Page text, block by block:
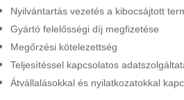
Nyilvántartás vezetés a kibocsájtott
Gyártó felelősségi díj megfizetése
Megőrzési kötelezettség
Teljesítéssel kapcsolatos
Átvállalásokkal és nyilatkozatokkal